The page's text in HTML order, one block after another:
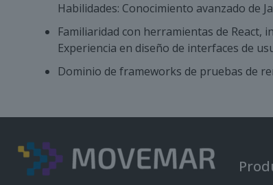
Habilidades: Conocimiento avanzado de
Familiaridad con herramientas de React,
Experiencia en diseño de interfaces de
Dominio de frameworks de pruebas de